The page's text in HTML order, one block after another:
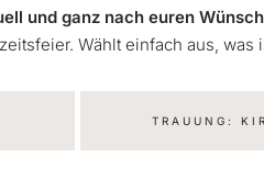
und ganz nach euren
Wählt einfach aus,
TRAUUNG: